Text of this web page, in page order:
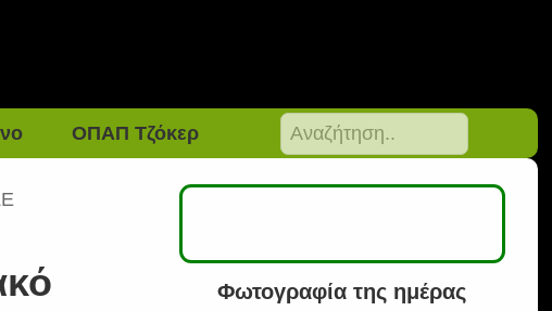
ΟΠΑΠ Τζόκερ
Φωτογραφία της ημέρας